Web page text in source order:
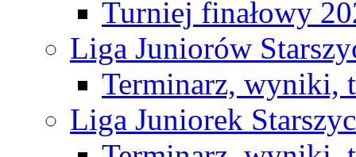
Turniej finałowy
Liga Juniorów
Terminarz, wyniki,
Liga Juniorek